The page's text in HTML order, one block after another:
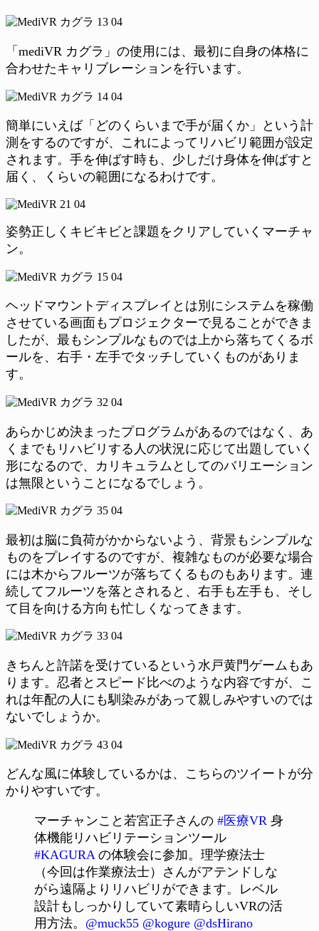
「mediVR カグラ」の使用には、最初に自身の体格に
合わせたキャリブレーションを行います。
簡単にいえば「どのくらいまで手が届くか」という計
測をするのですが、これによってリハビリ範囲が設定
されます。手を伸ばす時も、少しだけ身体を伸ばすと
届く、くらいの範囲になるわけです。
姿勢正しくキビキビと課題をクリアしていくマーチャ
ン。
ヘッドマウントディスプレイとは別にシステムを稼働
させている画面もプロジェクターで見ることができま
したが、最もシンプルなものでは上から落ちてくるボ
ールを、右手・左手でタッチしていくものがありま
す。
あらかじめ決まったプログラムがあるのではなく、あ
くまでもリハビリする人の状況に応じて出題していく
形になるので、カリキュラムとしてのバリエーション
は無限ということになるでしょう。
最初は脳に負荷がかからないよう、背景もシンプルな
ものをプレイするのですが、複雑なものが必要な場合
には木からフルーツが落ちてくるものもあります。連
続してフルーツを落とされると、右手も左手も、そし
て目を向ける方向も忙しくなってきます。
きちんと許諾を受けているという水戸黄門ゲームもあ
ります。忍者とスピード比べのような内容ですが、こ
れは年配の人にも馴染みがあって親しみやすいのでは
ないでしょうか。
どんな風に体験しているかは、こちらのツイートが分
かりやすいです。
マーチャンこと若宮正子さんの #医療VR 身
体機能リハビリテーションツール
#KAGURA の体験会に参加。理学療法士
（今回は作業療法士）さんがアテンドしな
がら遠隔よりリハビリができます。レベル
設計もしっかりしていて素晴らしいVRの活
用方法。 @muck55 @kogure @dsHirano